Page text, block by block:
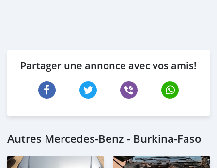
Partager une annonce avec vos amis!
Autres Mercedes-Benz - Burkina-Faso